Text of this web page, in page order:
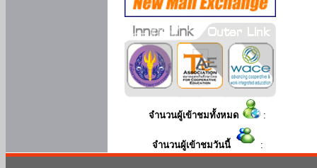
จำนวนผู้เข้าชมทั้งหมด :
จำนวนผู้เข้าชมวันนี้ :